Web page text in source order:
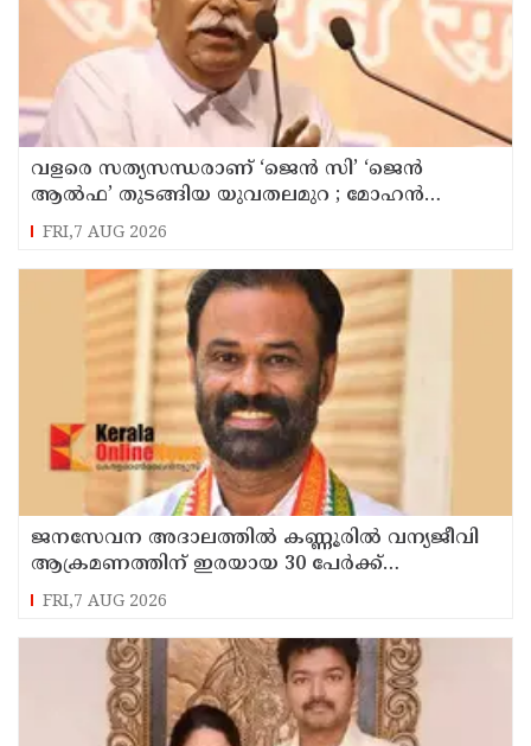
വളരെ സത്യസന്ധരാണ് ‘ജെൻ സി’ ‘ജെൻ
ആൽഫ’ തുടങ്ങിയ യുവതലമുറ ; മോഹൻ
ഭാഗവത്
FRI,7 AUG 2026
ജനസേവന അദാലത്തിൽ കണ്ണൂരിൽ വന്യജീവി
ആക്രമണത്തിന് ഇരയായ 30 പേർക്ക്
സഹായധനം അനുവദിച്ചു
FRI,7 AUG 2026